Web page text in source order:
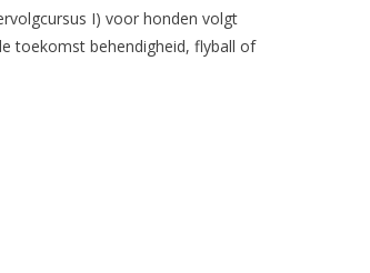
I) voor honden volgt
toekomst behendigheid, flyball of